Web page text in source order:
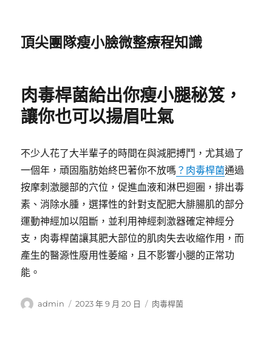
頂尖團隊瘦小臉微整療程知識
肉毒桿菌給出你瘦小腿秘笈，
讓你也可以揚眉吐氣
不少人花了大半輩子的時間在與減肥搏鬥，尤其過了
一個年，頑固脂肪始終巴著你不放嗎 ？肉毒桿菌通過
按摩刺激腿部的穴位，促進血液和淋巴迴圈，排出毒
素、消除水腫，選擇性的針對支配肥大腓腸肌的部分
運動神經加以阻斷，並利用神經刺激器確定神經分
支，肉毒桿菌讓其肥大部位的肌肉失去收縮作用，而
產生的醫源性廢用性萎縮，且不影響小腿的正常功
能。
作
admin
發
2023 年 9 月 20 日
分
肉毒桿菌